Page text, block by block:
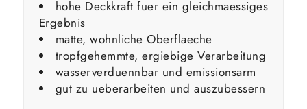
hohe Deckkraft fuer ein gleichmaessiges
Ergebnis
matte, wohnliche Oberflaeche
tropfgehemmte, ergiebige Verarbeitung
wasserverduennbar und emissionsarm
gut zu ueberarbeiten und auszubessern